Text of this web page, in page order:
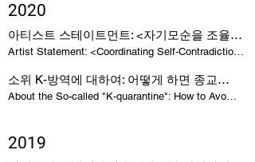
2020
아티스트 스테이트먼트: <자기모순을 조율하기>
Artist Statement: <Coordinating Self-Contradiction> _ Yookyung Lee
소위 K-방역에 대하여: 어떻게 하면 종교와 민족주의에 대한 맹신을 피할 수 있을까?
About the So-called "K-quarantine": How to Avoid Blind Faith in a Religion and Nationalism _ Yookyung Lee, translated by Anna Sasaki, uploaded in zine "Vacancy".
2019